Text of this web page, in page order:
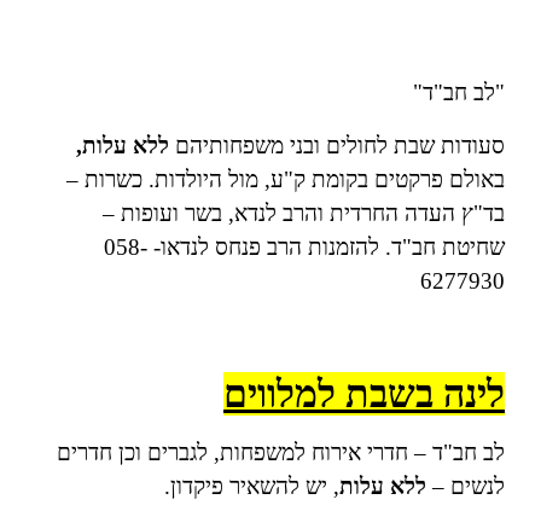
"לב חב"ד"
סעודות שבת לחולים ובני משפחותיהם ללא עלות,
באולם פרקטים בקומת ק"ע, מול היולדות. כשרות –
בד"ץ העדה החרדית והרב לנדא, בשר ועופות –
שחיטת חב"ד. להזמנות הרב פנחס לנדאו- 058-
6277930
לינה בשבת למלווים
לב חב"ד – חדרי אירוח למשפחות, לגברים וכן חדרים
לנשים – ללא עלות, יש להשאיר פיקדון.